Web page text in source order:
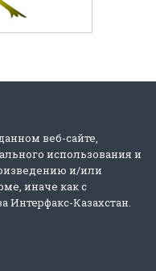
веб-сайте,
использования и
и/или
иначе как с
Интерфакс-Казахстан.